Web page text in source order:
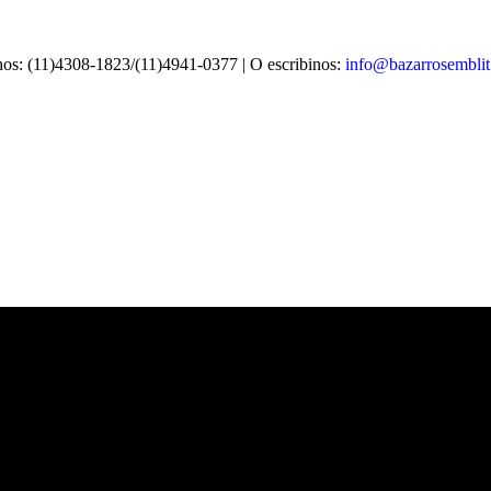
(11)4308-1823/(11)4941-0377 | O escribinos: